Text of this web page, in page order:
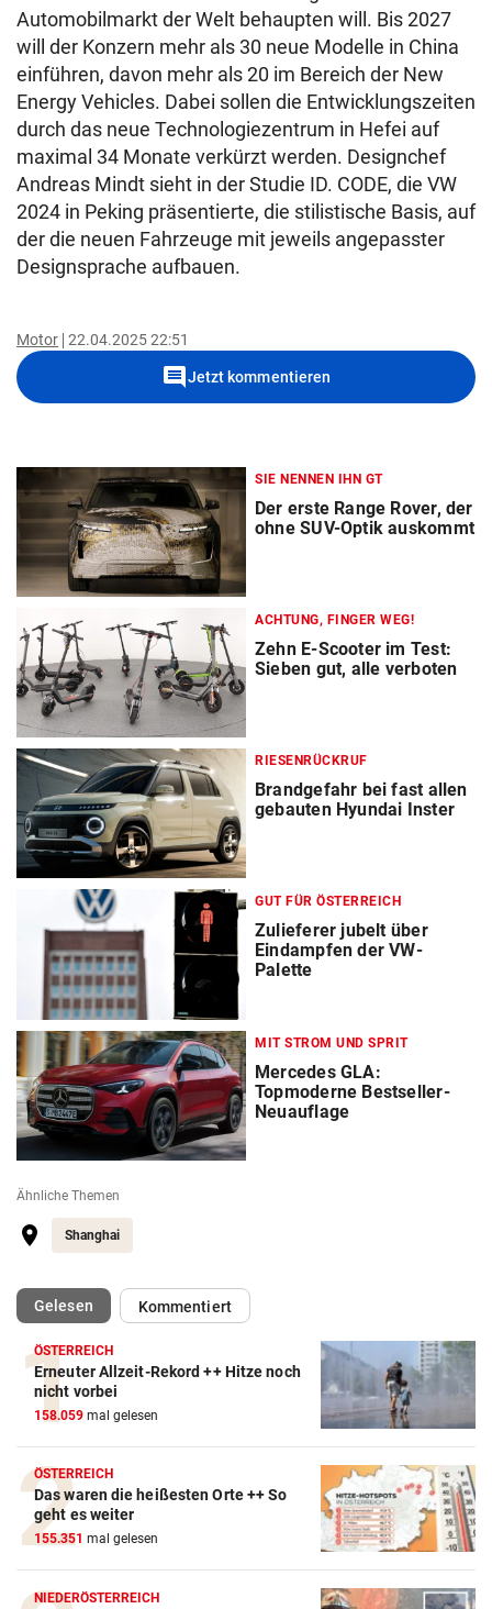
Automobilmarkt der Welt behaupten will. Bis 2027
will der Konzern mehr als 30 neue Modelle in China
einführen, davon mehr als 20 im Bereich der New
Energy Vehicles. Dabei sollen die Entwicklungszeiten
durch das neue Technologiezentrum in Hefei auf
maximal 34 Monate verkürzt werden. Designchef
Andreas Mindt sieht in der Studie ID. CODE, die VW
2024 in Peking präsentierte, die stilistische Basis, auf
der die neuen Fahrzeuge mit jeweils angepasster
Designsprache aufbauen.
Motor 22.04.2025 22:51
commentJetzt kommentieren
SIE NENNEN IHN GT
Der erste Range Rover, der
ohne SUV-Optik auskommt
ACHTUNG, FINGER WEG!
Zehn E-Scooter im Test:
Sieben gut, alle verboten
RIESENRÜCKRUF
Brandgefahr bei fast allen
gebauten Hyundai Inster
GUT FÜR ÖSTERREICH
Zulieferer jubelt über
Eindampfen der VW-
Palette
MIT STROM UND SPRIT
Mercedes GLA:
Topmoderne Bestseller-
Neuauflage
Ähnliche Themen
Shanghai
Gelesen(ausgewählt)Kommentiert
ÖSTERREICH
Erneuter Allzeit-Rekord ++ Hitze noch
nicht vorbei
158.059 mal gelesen
ÖSTERREICH
Das waren die heißesten Orte ++ So
geht es weiter
155.351 mal gelesen
NIEDERÖSTERREICH
Autobatterie Vergleich
ZUM VERGLEICH
Winterreifen Vergleich
ZUM VERGLEICH
Wagenheber Vergleich
ZUM VERGLEICH